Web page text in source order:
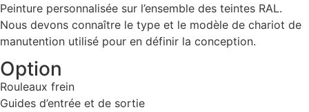
Peinture personnalisée sur l’ensemble des teintes RAL.
Nous devons connaître le type et le modèle de chariot de
manutention utilisé pour en définir la conception.
Option
Rouleaux frein
Guides d’entrée et de sortie